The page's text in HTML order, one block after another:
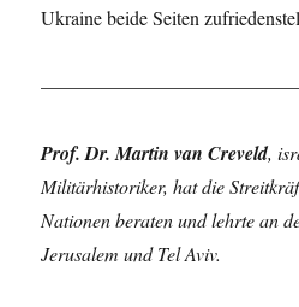
Ukraine beide Seiten
Prof. Dr. Martin van Creveld,
Militärhistoriker, hat die
Nationen beraten und lehrte an
Jerusalem und Tel Aviv.